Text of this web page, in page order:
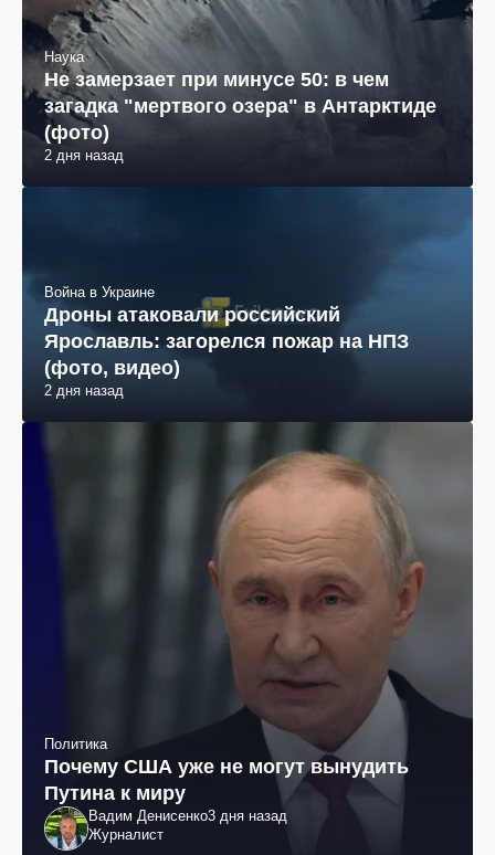
Наука
Не замерзает при минусе 50: в чем
загадка "мертвого озера" в Антарктиде
(фото)
2 дня назад
Война в Украине
Дроны атаковали российский
Ярославль: загорелся пожар на НПЗ
(фото, видео)
2 дня назад
Политика
Почему США уже не могут вынудить
Путина к миру
Вадим Денисенко3 дня назад
Журналист